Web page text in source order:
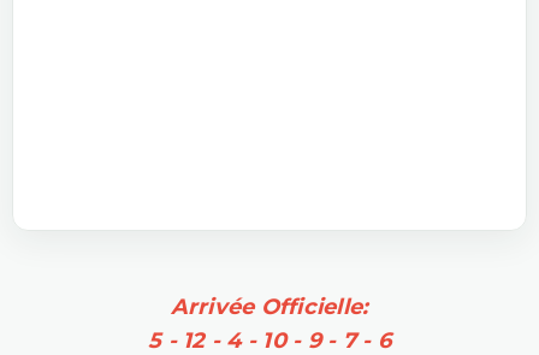
Arrivée Officielle:
5 - 12 - 4 - 10 - 9 - 7 - 6